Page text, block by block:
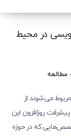
در محیط
می‌شوند از
روزافزون این
که در حوزه